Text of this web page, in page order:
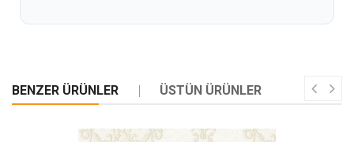
BENZER ÜRÜNLER ÜSTÜN ÜRÜNLER